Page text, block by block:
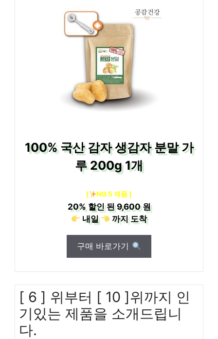
100% 국산 감자 생감자 분말 가
루 200g 1개
[ NO.5 제품 ]
20%할인 된9,600 원
내일
까지도착
구매 바로가기
[ 6 ] 위부터 [ 10 ]위까지 인
기있는 제품을 소개드립니
다.